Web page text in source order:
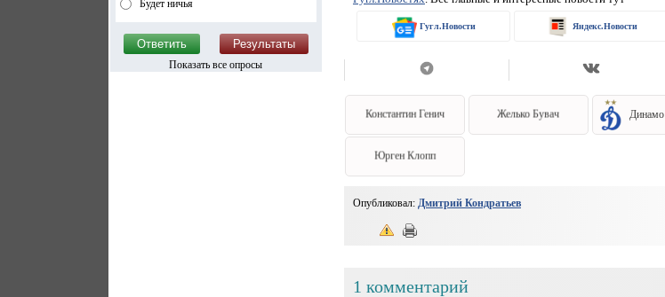
Будет ничья
Показать все опросы
Гугл.Новости Яндекс.Новости
Константин Генич Желько Бувач Динамо
Юрген Клопп
Опубликовал: Дмитрий Кондратьев
1 комментарий